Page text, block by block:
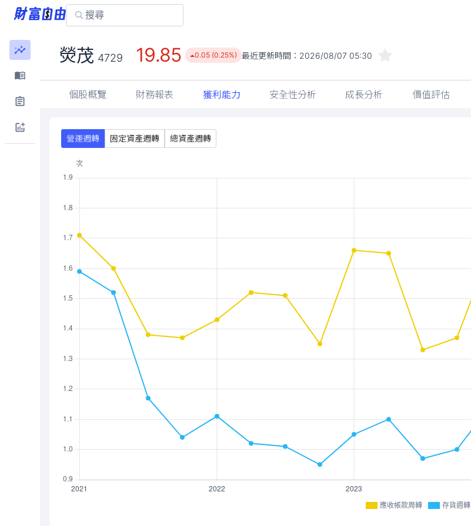
熒茂 4729 19.85 0.05 (0.25%) 最近更新時間： 2026/08/07 05:30
個股概覽 財務報表 獲利能力 安全性分析 成長分析 價值評估
營運週轉 固定資產週轉 總資產週轉
應收帳款周轉 存貨週轉